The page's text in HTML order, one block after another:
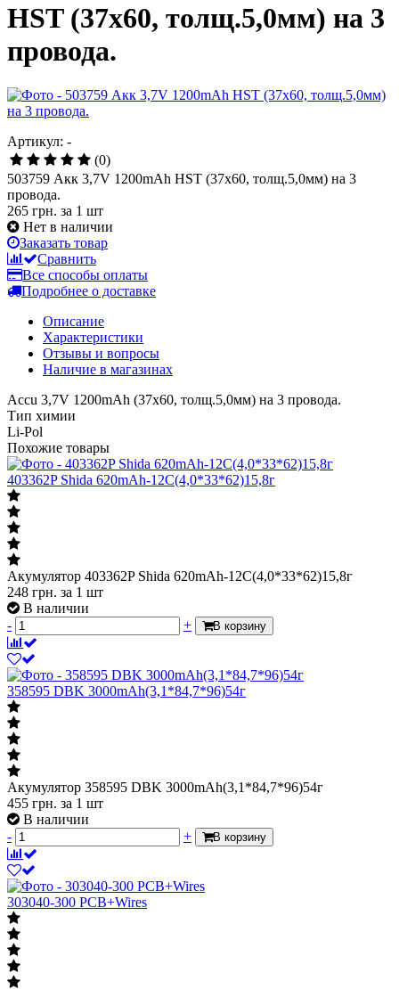
HST (37x60, толщ.5,0мм) на 3
провода.
Артикул: -
(0)
503759 Акк 3,7V 1200mAh HST (37x60, толщ.5,0мм) на 3
провода.
265 грн. за 1 шт
Нет в наличии
Заказать товар
Сравнить
Все способы оплаты
Подробнее о доставке
Описание
Характеристики
Отзывы и вопросы
Наличие в магазинах
Accu 3,7V 1200mAh (37x60, толщ.5,0мм) на 3 провода.
Тип химии
Li-Pol
Похожие товары
403362P Shida 620mAh-12C(4,0*33*62)15,8г
Акумулятор 403362P Shida 620mAh-12C(4,0*33*62)15,8г
248 грн. за 1 шт
В наличии
-
+ В корзину
358595 DBK 3000mAh(3,1*84,7*96)54г
Акумулятор 358595 DBK 3000mAh(3,1*84,7*96)54г
455 грн. за 1 шт
В наличии
-
+ В корзину
303040-300 PCB+Wires